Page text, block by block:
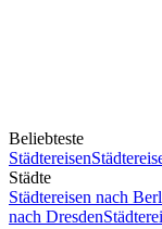
Beliebteste
Städtereisen
Städte
Städtereisen nach
nach Dresden